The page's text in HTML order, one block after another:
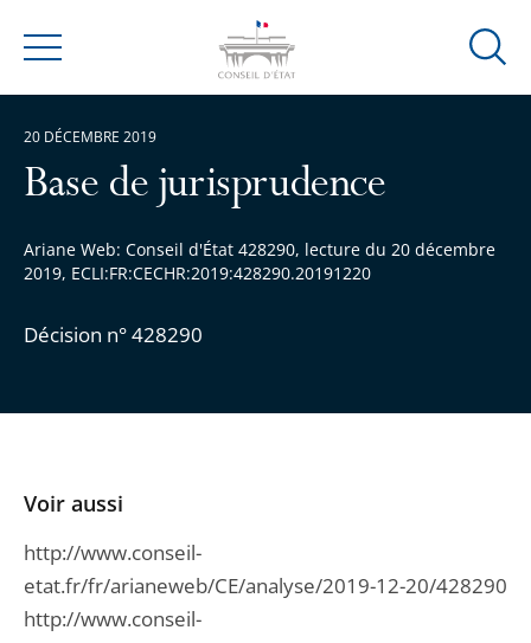
Menu
Ouvrir
Base de jurisprudence
Ariane Web: Conseil d'État 428290, lecture du 20 décembre
2019, ECLI:FR:CECHR:2019:428290.20191220
Décision n° 428290
20 DÉCEMBRE 2019
Voir aussi
http://www.conseil-
etat.fr/fr/arianeweb/CE/analyse/2019-12-20/428290
http://www.conseil-